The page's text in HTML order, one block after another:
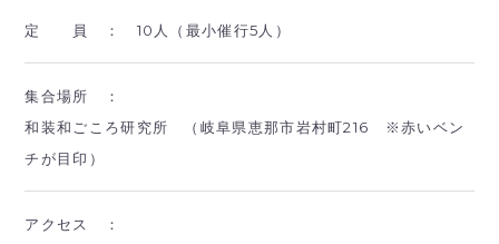
定 員 ： 10人（最小催行5人）
集合場所 ：
和装和ごころ研究所 （岐阜県恵那市岩村町216 ※赤いベン
チが目印）
アクセス ：